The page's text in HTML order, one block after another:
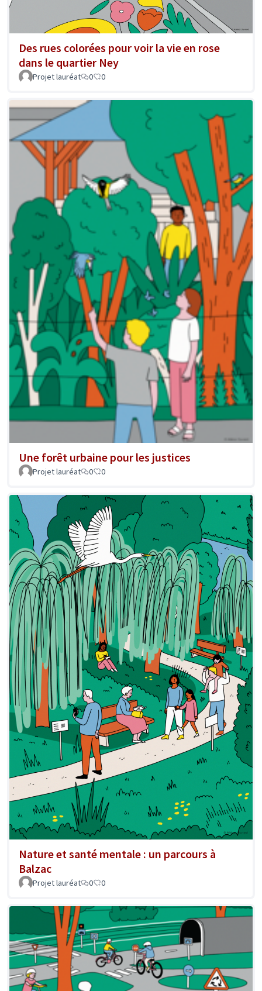
Des rues colorées pour voir la vie en rose
dans le quartier Ney
Projet lauréat 0 0
Une forêt urbaine pour les justices
Projet lauréat 0 0
Nature et santé mentale : un parcours à
Balzac
Projet lauréat 0 0